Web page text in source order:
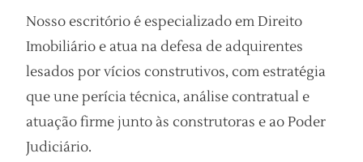
Nosso escritório é especializado em Direito
Imobiliário e atua na defesa de adquirentes
lesados por vícios construtivos, com estratégia
que une perícia técnica, análise contratual e
atuação firme junto às construtoras e ao Poder
Judiciário.